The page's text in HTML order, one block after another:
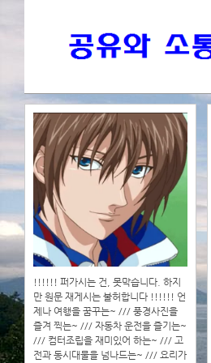
!!!!!! 퍼가시는 건, 못막습니다. 하지
만 원문 재게시는 불허합니다 !!!!!! 언
제나 여행을 꿈꾸는~ /// 풍경사진을
즐겨 찍는~ /// 자동차 운전을 즐기는~
/// 컴터조립을 재미있어 하는~ /// 고
전과 동시대물을 넘나드는~ /// 요리가